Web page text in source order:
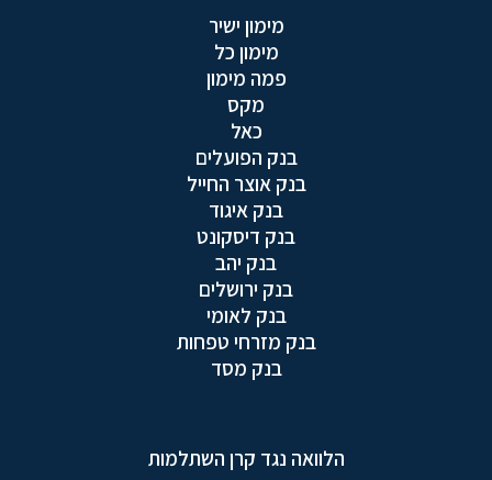
מימון ישיר
מימון כל
פמה מימון
מקס
כאל
בנק הפועלים
בנק אוצר החייל
בנק איגוד
בנק דיסקונט
בנק יהב
בנק ירושלים
בנק לאומי
בנק מזרחי טפחות
בנק מסד
הלוואה נגד קרן השתלמות